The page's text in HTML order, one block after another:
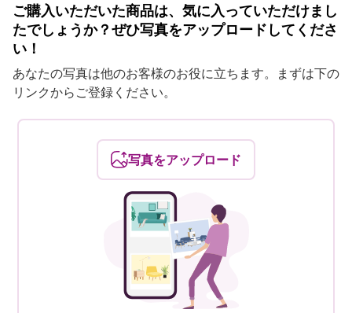
ご購入いただいた商品は、気に入っていただけまし
たでしょうか？ぜひ写真をアップロードしてくださ
い！
あなたの写真は他のお客様のお役に立ちます。まずは下の
リンクからご登録ください。
写真をアップロード